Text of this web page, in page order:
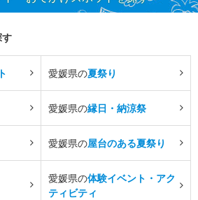
愛媛県の夏祭り
愛媛県の縁日・納涼祭
愛媛県の屋台のある夏祭り
愛媛県の体験イベント・アク
ティビティ